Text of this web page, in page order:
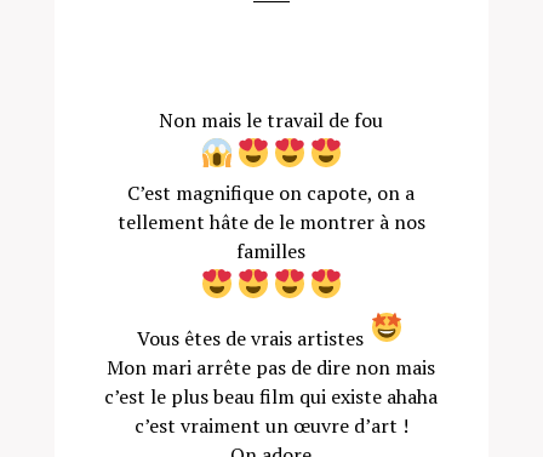
Non mais le travail de fou
C’est magnifique on capote, on a
tellement hâte de le montrer à nos
familles
Vous êtes de vrais artistes
Mon mari arrête pas de dire non mais
c’est le plus beau film qui existe ahaha
c’est vraiment un œuvre d’art !